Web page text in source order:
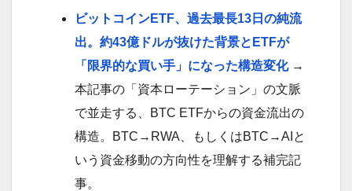
ビットコインETF、過去最長13日の純流
出。約43億ドルが抜けた背景とETFが
「限界的な買い手」になった構造変化→
本記事の「資本ローテーション」の文脈
で並走する、BTC ETFからの資金流出の
構造。BTC→RWA、もしくはBTC→AIと
いう資金移動の方向性を理解する補完記
事。